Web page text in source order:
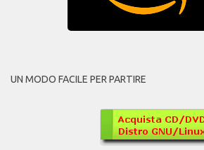
UN MODO FACILE PER PARTIRE